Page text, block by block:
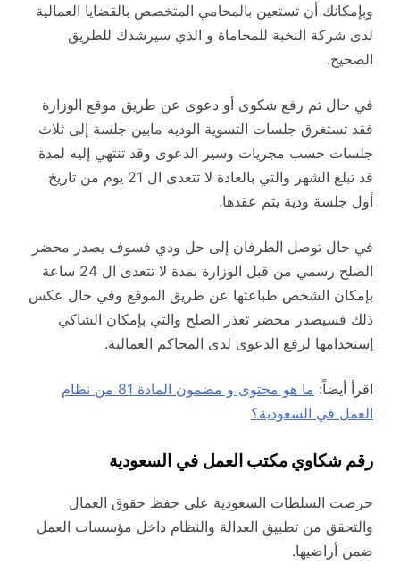
وبإمكانك أن تستعين بالمحامي المتخصص بالقضايا العمالية
لدى شركة النخبة للمحاماة و الذي سيرشدك للطريق
الصحيح.
في حال تم رفع شكوى أو دعوى عن طريق موقع الوزارة
فقد تستغرق جلسات التسوية الوديه مابين جلسة إلى ثلاث
جلسات حسب مجريات وسير الدعوى وقد تنتهي إليه لمدة
قد تبلغ الشهر والتي بالعادة لا تتعدى ال 21 يوم من تاريخ
أول جلسة ودية يتم عقدها.
في حال توصل الطرفان إلى حل ودي فسوف يصدر محضر
الصلح رسمي من قبل الوزارة بمدة لا تتعدى ال 24 ساعة
بإمكان الشخص طباعتها عن طريق الموقع وفي حال عكس
ذلك فسيصدر محضر تعذر الصلح والتي بإمكان الشاكي
إستخدامها لرفع الدعوى لدى المحاكم العمالية.
اقرأ أيضاً:
ما هو محتوى و مضمون المادة 81 من نظام
العمل في السعودية؟
رقم شكاوي مكتب العمل في السعودية
حرصت السلطات السعودية على حفظ حقوق العمال
والتحقق من تطبيق العدالة والنظام داخل مؤسسات العمل
ضمن أراضيها.